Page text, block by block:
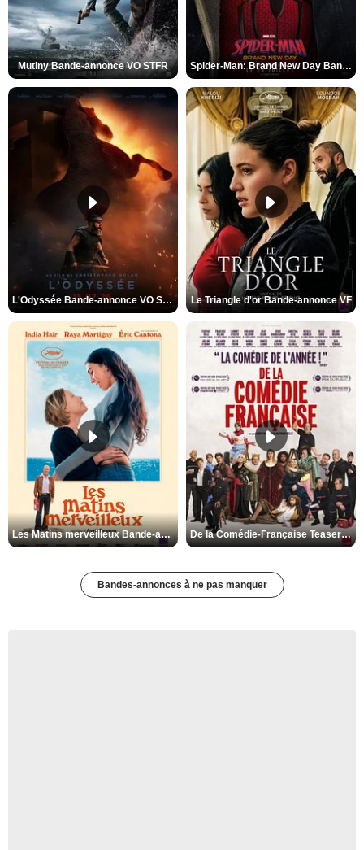
Mutiny Bande-annonce VO STFR Spider-Man: Brand New Day Bande-annonce VO STFR
L'Odyssée Bande-annonce VO STFR Le Triangle d'or Bande-annonce VF
Les Matins merveilleux Bande-annonce VF De la Comédie-Française Teaser VF
Bandes-annonces à ne pas manquer